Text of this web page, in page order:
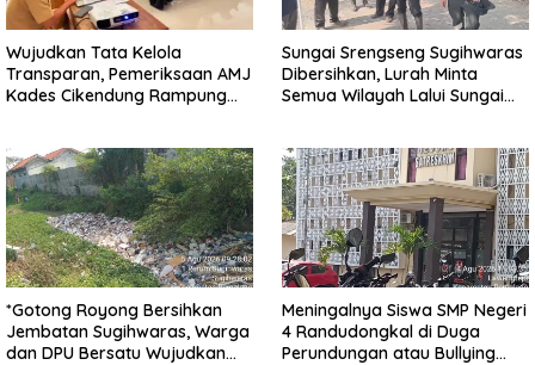
Wujudkan Tata Kelola
Transparan, Pemeriksaan AMJ
Kades Cikendung Rampung
Sungai Srengseng Sugihwaras
Dibersihkan, Lurah Minta
Semua Wilayah Lalui Sungai
*Gotong Royong Bersihkan
Jembatan Sugihwaras, Warga
dan DPU Bersatu Wujudkan
Meningalnya Siswa SMP Negeri
4 Randudongkal di Duga
Perundungan atau Bullying